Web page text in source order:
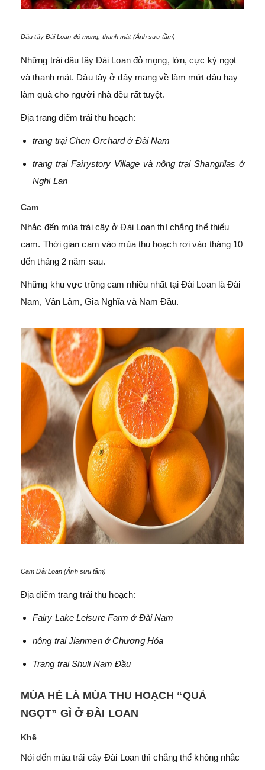
Dâu tây Đài Loan đỏ mọng, thanh mát (Ảnh sưu tầm)
Những trái dâu tây Đài Loan đỏ mọng, lớn, cực kỳ ngọt
và thanh mát. Dâu tây ở đây mang về làm mứt dâu hay
làm quà cho người nhà đều rất tuyệt.
Địa trang điểm trái thu hoạch:
trang trại Chen Orchard ở Đài Nam
trang trại Fairystory Village và nông trại Shangrilas ở
Nghi Lan
Cam
Nhắc đến mùa trái cây ở Đài Loan thì chẳng thể thiếu
cam. Thời gian cam vào mùa thu hoạch rơi vào tháng 10
đến tháng 2 năm sau.
Những khu vực trồng cam nhiều nhất tại Đài Loan là Đài
Nam, Vân Lâm, Gia Nghĩa và Nam Đầu.
Cam Đài Loan (Ảnh sưu tầm)
Địa điểm trang trái thu hoạch:
Fairy Lake Leisure Farm ở Đài Nam
nông trại Jianmen ở Chương Hóa
Trang trại Shuli Nam Đầu
MÙA HÈ LÀ MÙA THU HOẠCH “QUẢ
NGỌT” GÌ Ở ĐÀI LOAN
Khế
Nói đến mùa trái cây Đài Loan thì chẳng thể không nhắc